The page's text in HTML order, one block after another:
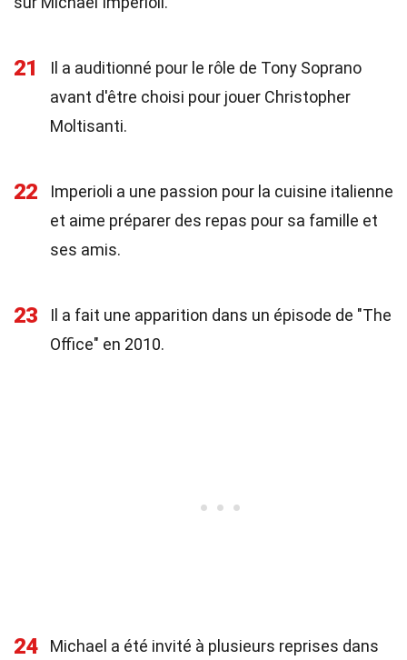
21
Il a auditionné pour le rôle de Tony Soprano
avant d'être choisi pour jouer Christopher
Moltisanti.
22
Imperioli a une passion pour la cuisine italienne
et aime préparer des repas pour sa famille et
ses amis.
23
Il a fait une apparition dans un épisode de "The
Office" en 2010.
24
Michael a été invité à plusieurs reprises dans